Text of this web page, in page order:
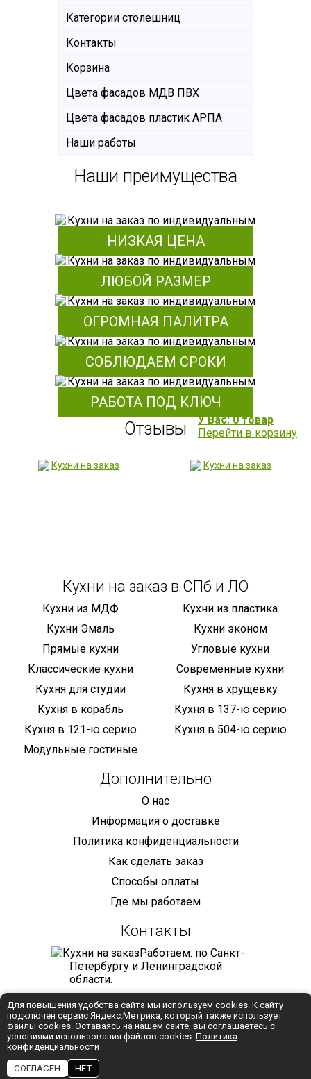
Категории столешниц
Контакты
Корзина
Цвета фасадов МДВ ПВХ
Цвета фасадов пластик АРПА
Наши работы
Наши преимущества
НИЗКАЯ ЦЕНА
ЛЮБОЙ РАЗМЕР
ОГРОМНАЯ ПАЛИТРА
СОБЛЮДАЕМ СРОКИ
РАБОТА ПОД КЛЮЧ
Отзывы
У Вас: 0 товар
Перейти в корзину
Кухни на заказ в СПб и ЛО
Кухни из МДФ
Кухни из пластика
Кухни Эмаль
Кухни эконом
Прямые кухни
Угловые кухни
Классические кухни
Современные кухни
Кухня для студии
Кухня в хрущевку
Кухня в корабль
Кухня в 137-ю серию
Кухня в 121-ю серию
Кухня в 504-ю серию
Модульные гостиные
Дополнительно
О нас
Информация о доставке
Политика конфиденциальности
Как сделать заказ
Способы оплаты
Где мы работаем
Контакты
Работаем: по Санкт-
Петербургу и Ленинградской
области.
+7 (921) 905-68-59
info@mebelmaniya.com
Для повышения удобства сайта мы используем cookies. К сайту
подключен сервис Яндекс.Метрика, который также использует
файлы cookies. Оставаясь на нашем сайте, вы соглашаетесь с
условиями использования файлов cookies. Политика
конфиденциальности
СОГЛАСЕН НЕТ